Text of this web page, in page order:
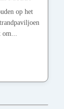
op het
om...